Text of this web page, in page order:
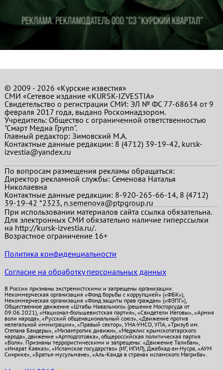
© 2009 - 2026 «Курские известия»
СМИ «Сетевое издание «KURSK-IZVESTIA»
Свидетельство о регистрации СМИ: ЭЛ № ФС 77-68634 от 9
февраля 2017 года, выдано Роскомнадзором.
Учредитель: Общество с ограниченной ответственностью
"Смарт Медиа Групп".
Главный редактор:Зимовский М.А.
Контактные данные редакции: 8 (4712) 39-19-42, kursk-
izvestia@yandex.ru
По вопросам размещения рекламы обращаться:
Директор рекламной службы: Семенова Наталья
Николаевна
Контактные данные редакции: 8-920-265-66-14, 8 (4712)
39-19-42 *2323, n.semenova@ptpgroup.ru
При использовании материалов сайта ссылка обязательна.
Для электронных СМИ обязательно наличие гиперссылки
на http://kursk-izvestia.ru/.
Возрастное ограничение 16+
Политика конфиденциальности
Согласие на обработку персональных данных
В России признаны экстремистскими и запрещены организации:
Некоммерческая организация «Фонд борьбы с коррупцией» («ФБК»),
Некоммерческая организация «Фонд защиты прав граждан» («ФЗПГ»),
Общественное движение «Штабы Навального» (решение Мосгорсуда от
09.06.2021), «Национал-большевистская партия», «Свидетели Иеговы», «Армия
воли народа», «Русский общенациональный союз», «Движение против
нелегальной иммиграции», «Правый сектор», УНА-УНСО, УПА, «Тризуб им.
Степана Бандеры», «Мизантропик дивижн», «Меджлис крымскотатарского
народа», движение «Артподготовка», общероссийская политическая партия
«Воля». Признаны террористическими и запрещены: «Движение Талибан»,
«Имарат Кавказ», «Исламское государство» (ИГ, ИГИЛ), Джебхад-ан-Нусра, «АУМ
Синрике», «Братья-мусульмане», «Аль-Каида в странах исламского Магриба».